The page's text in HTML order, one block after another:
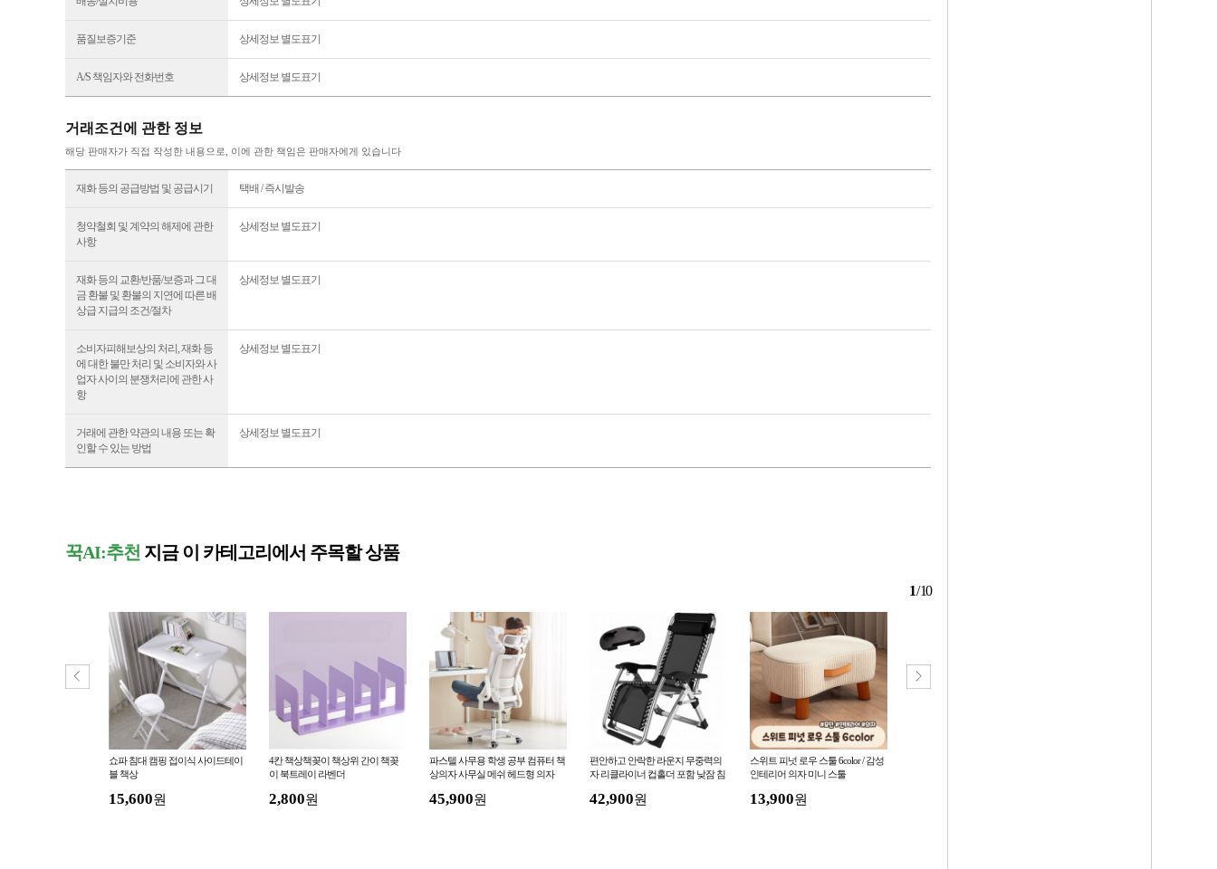
품질보증기준 상세정보 별도표기
A/S 책임자와 전화번호 상세정보 별도표기
거래조건에 관한 정보
해당 판매자가 직접 작성한 내용으로, 이에 관한 책임은 판매자에게 있습니다
재화 등의 공급방법 및 공급시기 택배 / 즉시발송
청약철회 및 계약의 해제에 관한
사항
상세정보 별도표기
재화 등의 교환/반품/보증과 그 대
금 환불 및 환불의 지연에 따른 배
상급 지급의 조건/절차
상세정보 별도표기
소비자피해보상의 처리, 재화 등
에 대한 불만 처리 및 소비자와 사
업자 사이의 분쟁처리에 관한 사
항
상세정보 별도표기
거래에 관한 약관의 내용 또는 확
인할 수 있는 방법
상세정보 별도표기
꾹AI:추천 지금 이 카테고리에서 주목할 상품
1/10
쇼파 침대 캠핑 접이식 사이드테이
블 책상
15,600원
4칸 책상책꽂이 책상위 간이 책꽂
이 북트레이 라벤더
2,800원
파스텔 사무용 학생 공부 컴퓨터 책
상의자 사무실 메쉬 헤드형 의자
45,900원
편안하고 안락한 라운지 무중력의
자 리클라이너 컵홀더 포함 낮잠 침
42,900원
스위트 피넛 로우 스툴 6color / 감성
인테리어 의자 미니 스툴
13,900원